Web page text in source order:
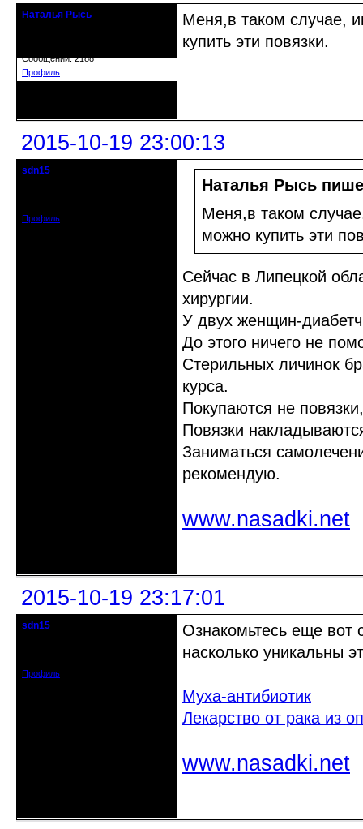
Наталья Рысь
Сообщений: 2188
Профиль
Меня,в таком случае,
купить эти повязки.
2015-10-19 23:00:13
sdn15
Профиль
Наталья Рысь
Меня,в таком
можно купить эти
Сейчас в Липецкой
хирургии.
У двух женщин-
До этого ничего не
Стерильных личинок
курса.
Покупаются не
Повязки
Заниматься
рекомендую.
www.nasadki.net
2015-10-19 23:17:01
sdn15
Профиль
Ознакомьтесь еще вот
насколько уникальны
Муха-антибиотик
Лекарство от рака из
www.nasadki.net